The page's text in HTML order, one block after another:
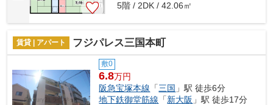
5階 / 2DK / 42.06㎡
賃貸 | アパート フジパレス三国本町
敷0
6.8万円
阪急宝塚本線 「三国 」駅 徒歩6分
地下鉄御堂筋線 「新大阪 」駅 徒歩17分